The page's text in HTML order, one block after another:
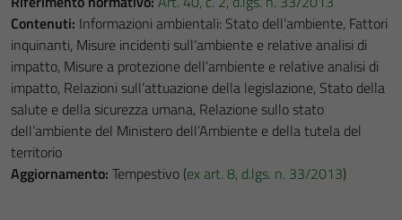
Contenuti: Informazioni ambientali: Stato dell’ambiente, Fattori
inquinanti, Misure incidenti sull’ambiente e relative analisi di
impatto, Misure a protezione dell’ambiente e relative analisi di
impatto, Relazioni sull’attuazione della legislazione, Stato della
salute e della sicurezza umana, Relazione sullo stato
dell’ambiente del Ministero dell’Ambiente e della tutela del
territorio
Aggiornamento: Tempestivo (ex art. 8, d.lgs. n. 33/2013)